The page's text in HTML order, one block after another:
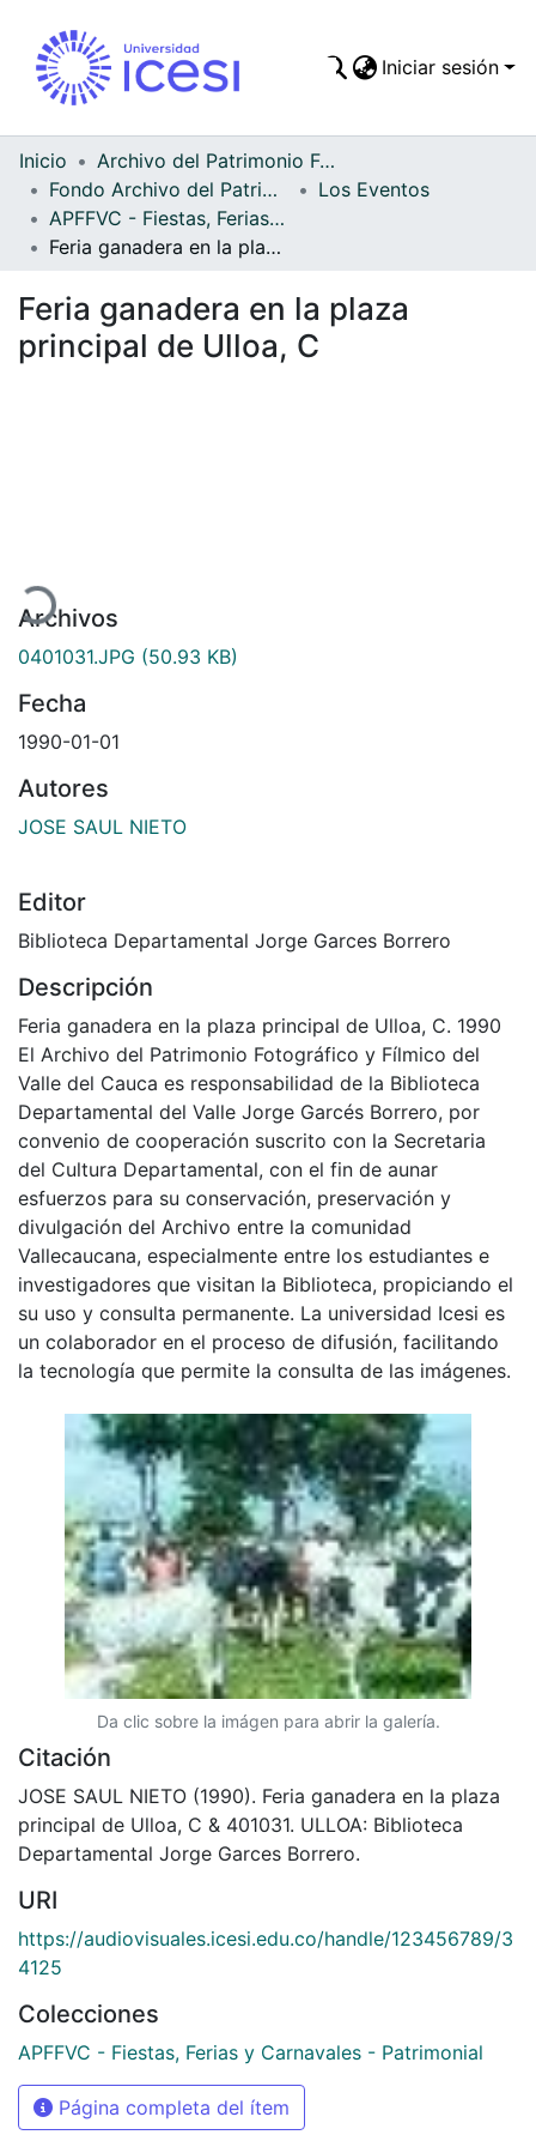
Todo DSpace
Estadísticas
Iniciar sesión
Inicio
Archivo del Patrimonio Fotográfico y Fílmico del Valle del Cauca
Fondo Archivo del Patrimonio Fotográfico y Fílmico del Valle del Cauca
Los Eventos
APFFVC - Fiestas, Ferias y Carnavales - Patrimonial
Feria ganadera en la plaza principal de Ulloa, C
Feria ganadera en la plaza
principal de Ulloa, C
Cargando...
Archivos
0401031.JPG (50.93 KB)
Fecha
1990-01-01
Autores
JOSE SAUL NIETO
Editor
Biblioteca Departamental Jorge Garces Borrero
Descripción
Feria ganadera en la plaza principal de Ulloa, C. 1990
El Archivo del Patrimonio Fotográfico y Fílmico del
Valle del Cauca es responsabilidad de la Biblioteca
Departamental del Valle Jorge Garcés Borrero, por
convenio de cooperación suscrito con la Secretaria
del Cultura Departamental, con el fin de aunar
esfuerzos para su conservación, preservación y
divulgación del Archivo entre la comunidad
Vallecaucana, especialmente entre los estudiantes e
investigadores que visitan la Biblioteca, propiciando el
su uso y consulta permanente. La universidad Icesi es
un colaborador en el proceso de difusión, facilitando
la tecnología que permite la consulta de las imágenes.
Da clic sobre la imágen para abrir la galería.
Citación
JOSE SAUL NIETO (1990). Feria ganadera en la plaza
principal de Ulloa, C & 401031. ULLOA: Biblioteca
Departamental Jorge Garces Borrero.
URI
https://audiovisuales.icesi.edu.co/handle/123456789/3
4125
Colecciones
APFFVC - Fiestas, Ferias y Carnavales - Patrimonial
Página completa del ítem